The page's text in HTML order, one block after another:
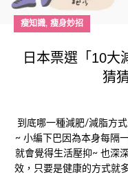
瘦知識, 瘦身妙招
日本票選「10大
猜
到底哪一種減肥/減脂方
~ 小編下巴因為本身每隔
就會覺得生活壓抑~ 也深
效，只要是健康的方式就